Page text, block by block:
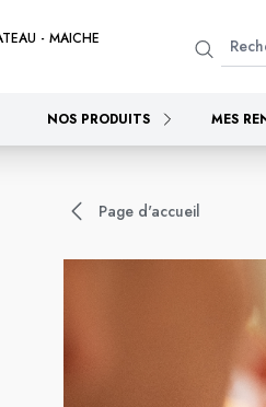
- MAICHE
NOS PRODUITS MES
Page d'accueil